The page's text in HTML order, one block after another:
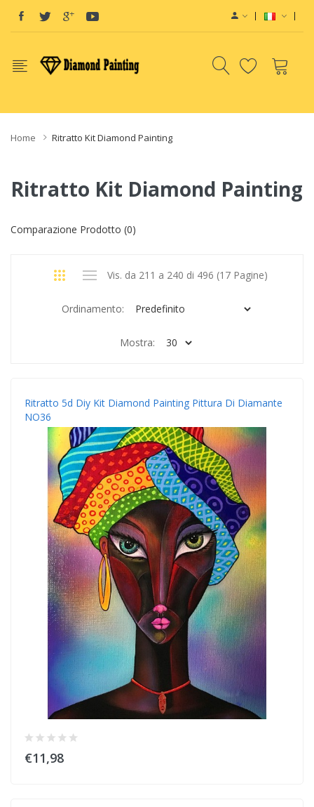
e-LiquidVape hardwareE-Liquidsvapor clearanceE-Liquide-Liquids
Home Ritratto Kit Diamond Painting
Ritratto Kit Diamond Painting
Comparazione Prodotto (0)
Vis. da 211 a 240 di 496 (17 Pagine)
Ordinamento:
Mostra:
Ritratto 5d Diy Kit Diamond Painting Pittura Di Diamante
NO36
€11,98